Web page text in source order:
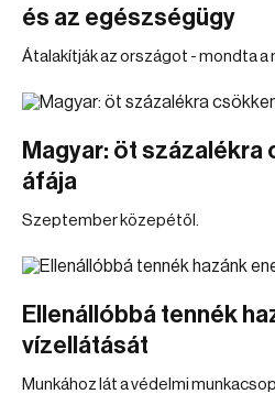
és az egészségügy
Átalakítják az országot - mondta a
Magyar: öt százalékra
áfája
Szeptember közepétől.
Ellenállóbbá tennék
vízellátását
Munkához lát a védelmi